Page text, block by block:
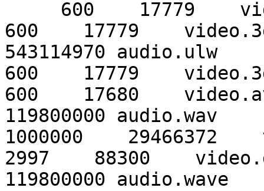
600    17779
543114970
600    17779
600    17680
119800000
1000000    29466372
2997    88300
119800000